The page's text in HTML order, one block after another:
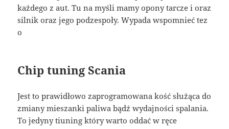
każdego z aut. Tu na myśli mamy opony tarcze i oraz
silnik oraz jego podzespoły. Wypada wspomnieć tez
o
Chip tuning Scania
Jest to prawidłowo zaprogramowana kość służąca do
zmiany mieszanki paliwa bądź wydajności spalania.
To jedyny tiuning który warto oddać w ręce